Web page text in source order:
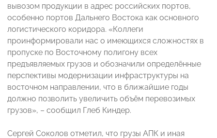
вывозом продукции в адрес российских портов,
особенно портов Дальнего Востока как основного
логистического коридора. «Коллеги
проинформировали нас о имеющихся сложностях в
пропуске по Восточному полигону всех
предъявляемых грузов и обозначили определённые
перспективы модернизации инфраструктуры на
восточном направлении, что в ближайшие годы
должно позволить увеличить объём перевозимых
грузов», – сообщил Глеб Киндер.
Сергей Соколов отметил, что грузы АПК и иная